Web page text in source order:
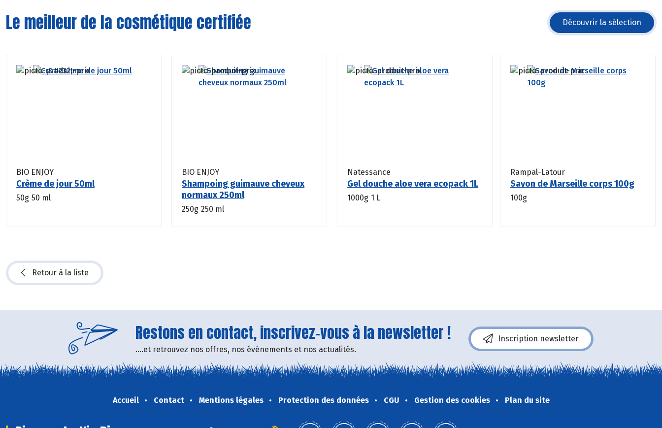
Le meilleur de la cosmétique certifiée Découvrir la sélection
BIO ENJOY
Crème de jour 50ml
50g 50 ml
BIO ENJOY
Shampoing guimauve cheveux
normaux 250ml
250g 250 ml
Natessance
Gel douche aloe vera ecopack 1L
1000g 1 L
Rampal-Latour
Savon de Marseille corps 100g
100g
Retour à la liste
Restons en contact, inscrivez-vous à la newsletter !
....et retrouvez nos offres, nos événements et nos actualités.
Inscription newsletter
Accueil Contact Mentions légales Protection des données CGU Gestion des cookies Plan du site